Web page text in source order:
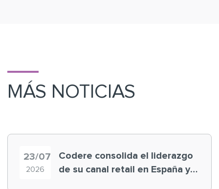
MÁS NOTICIAS
23/07
2026
Codere consolida el liderazgo
de su canal retail en España y